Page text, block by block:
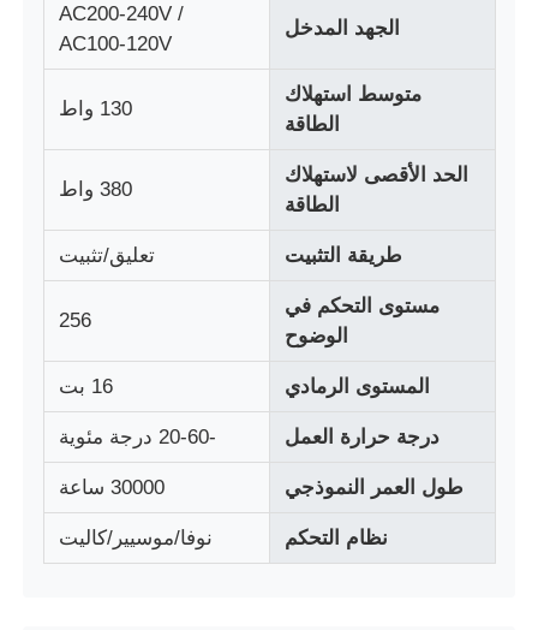
معلومات عنا
جولة في المعمل
اتصل بنا
اطلب عرض أسعار
الجهد المدخل
AC200-240V /
AC100-120V
متوسط استهلاك
الطاقة
130 واط
الحد الأقصى لاستهلاك
الطاقة
380 واط
طريقة التثبيت تعليق/تثبيت
مستوى التحكم في
الوضوح
256
المستوى الرمادي 16 بت
درجة حرارة العمل -20-60 درجة مئوية
طول العمر النموذجي 30000 ساعة
نظام التحكم نوفا/موسيير/كاليت